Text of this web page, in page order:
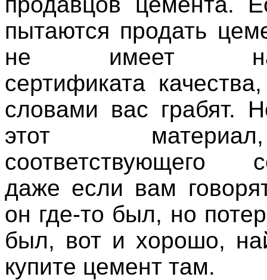
пытаются продать
не имеет
сертификата
словами вас грабят.
этот
соответствующего
даже если вам
он где-то был, но
был, вот и хорошо,
купите цемент там.